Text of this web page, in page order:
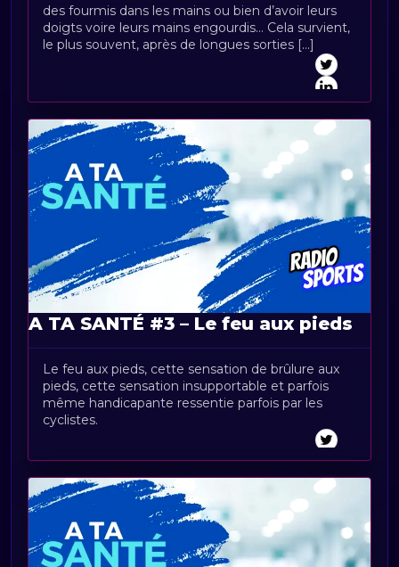
des fourmis dans les mains ou bien d’avoir leurs
doigts voire leurs mains engourdis… Cela survient,
le plus souvent, après de longues sorties [...]
A TA SANTÉ #3 – Le feu aux pieds
Le feu aux pieds, cette sensation de brûlure aux
pieds, cette sensation insupportable et parfois
même handicapante ressentie parfois par les
cyclistes.